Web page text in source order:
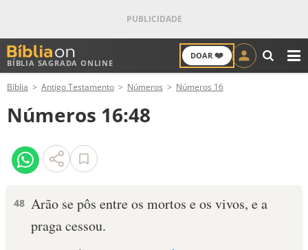
BÍBLIA SAGRADA ONLINE
DOAR ❤️
ANTIGO TESTAMENTO
NOVO TESTAMENTO
VERSÍCULOS
PALAVRA DO DIA
Bíblia Antigo Testamento Números Números 16
Números 16:48
48 Arão se pôs entre os mortos e os vivos, e a
praga cessou.